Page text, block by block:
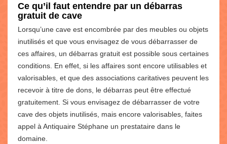
Ce qu’il faut entendre par un débarras
gratuit de cave
Lorsqu’une cave est encombrée par des meubles ou objets
inutilisés et que vous envisagez de vous débarrasser de
ces affaires, un débarras gratuit est possible sous certaines
conditions. En effet, si les affaires sont encore utilisables et
valorisables, et que des associations caritatives peuvent les
recevoir à titre de dons, le débarras peut être effectué
gratuitement. Si vous envisagez de débarrasser de votre
cave des objets inutilisés, mais encore valorisables, faites
appel à Antiquaire Stéphane un prestataire dans le
domaine.